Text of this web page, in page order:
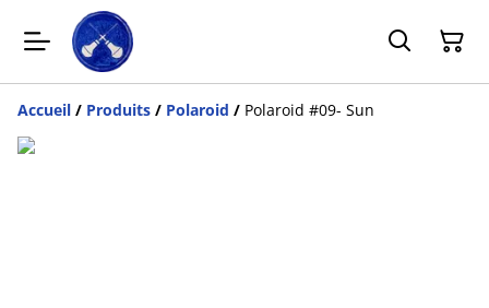
Accueil / Produits / Polaroid / Polaroid #09- Sun